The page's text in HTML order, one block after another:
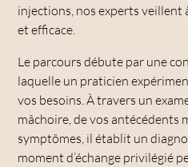
injections, nos experts veillent
et efficace.
Le parcours débute par une
laquelle un praticien
vos besoins. À travers un
mâchoire, de vos antécédents
symptômes, il établit un
moment d’échange privilégié